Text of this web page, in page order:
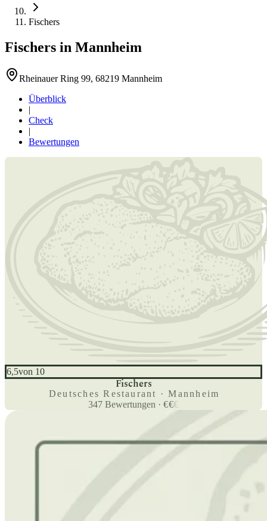
Fischers
Fischers in Mannheim
Rheinauer Ring 99, 68219 Mannheim
Überblick
|
Check
|
Bewertungen
6,5von 10
Fischers
Deutsches Restaurant · Mannheim
347 Bewertungen ·€€€